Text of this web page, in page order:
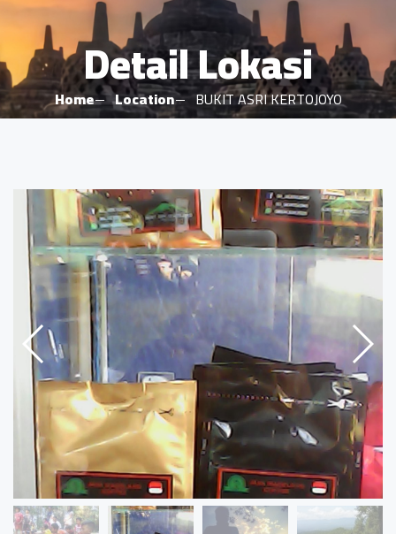
Detail Lokasi
Home Location BUKIT ASRI KERTOJOYO